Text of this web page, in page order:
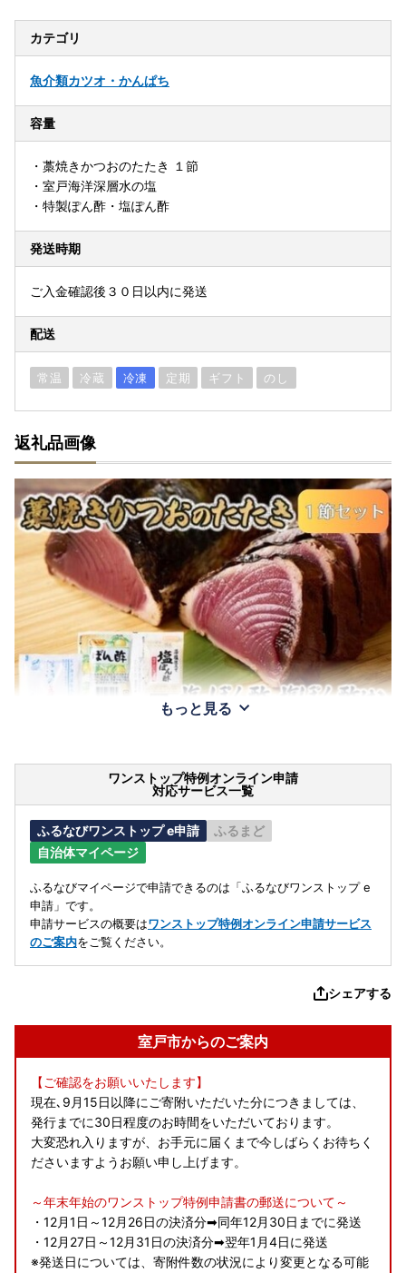
カテゴリ
魚介類カツオ・かんぱち
容量
・藁焼きかつおのたたき １節
・室戸海洋深層水の塩
・特製ぽん酢・塩ぽん酢
発送時期
ご入金確認後３０日以内に発送
配送
常温 冷蔵 冷凍 定期 ギフト のし
返礼品画像
もっと見る
ワンストップ特例オンライン申請
対応サービス一覧
ふるなびワンストップ e申請
ふるまど
自治体マイページ
ふるなびマイページで申請できるのは「ふるなびワンストップ e
申請」です。
申請サービスの概要はワンストップ特例オンライン申請サービス
のご案内をご覧ください。
シェアする
室戸市からのご案内
【ご確認をお願いいたします】
現在､9月15日以降にご寄附いただいた分につきましては、
発行までに30日程度のお時間をいただいております。
大変恐れ入りますが、お手元に届くまで今しばらくお待ちく
ださいますようお願い申し上げます。
～年末年始のワンストップ特例申請書の郵送について～
・12月1日～12月26日の決済分➡同年12月30日までに発送
・12月27日～12月31日の決済分➡翌年1月4日に発送
※発送日については、寄附件数の状況により変更となる可能